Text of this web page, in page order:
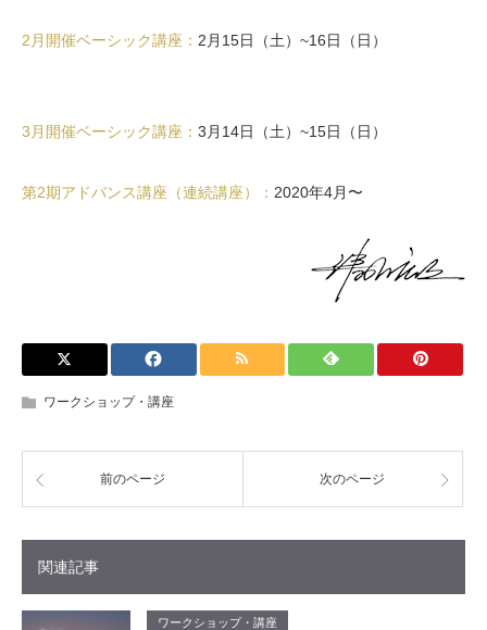
2月開催ベーシック講座： 2月15日（土）~16日（日）
3月開催ベーシック講座： 3月14日（土）~15日（日）
第2期アドバンス講座（連続講座）： 2020年4月〜
ワークショップ・講座
前のページ 次のページ
関連記事
ワークショップ・講座